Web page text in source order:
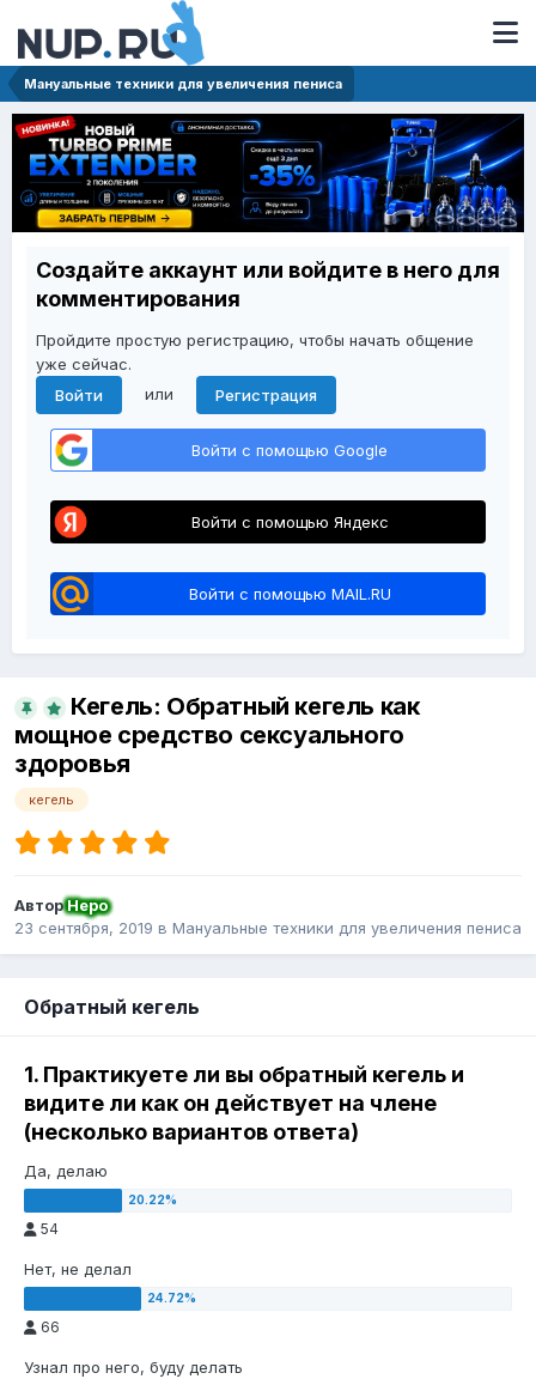
Мануальные техники для увеличения пениса
Создайте аккаунт или войдите в него для
комментирования
Пройдите простую регистрацию, чтобы начать общение
уже сейчас.
Войти
или Регистрация
Войти с помощью Google
Войти с помощью Яндекс
Войти с помощью MAIL.RU
Кегель: Обратный кегель как
мощное средство сексуального
здоровья
кегель
АвторНеро
23 сентября, 2019 в Мануальные техники для увеличения пениса
Обратный кегель
1. Практикуете ли вы обратный кегель и
видите ли как он действует на члене
(несколько вариантов ответа)
Да, делаю
54
Нет, не делал
66
Узнал про него, буду делать